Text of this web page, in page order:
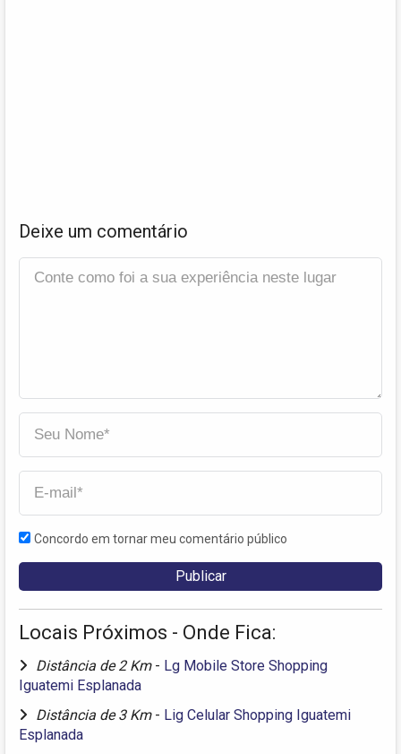
Deixe um comentário
Concordo em tornar meu comentário público
Locais Próximos - Onde Fica:
Distância de 2 Km - Lg Mobile Store Shopping
Iguatemi Esplanada
Distância de 3 Km - Lig Celular Shopping Iguatemi
Esplanada